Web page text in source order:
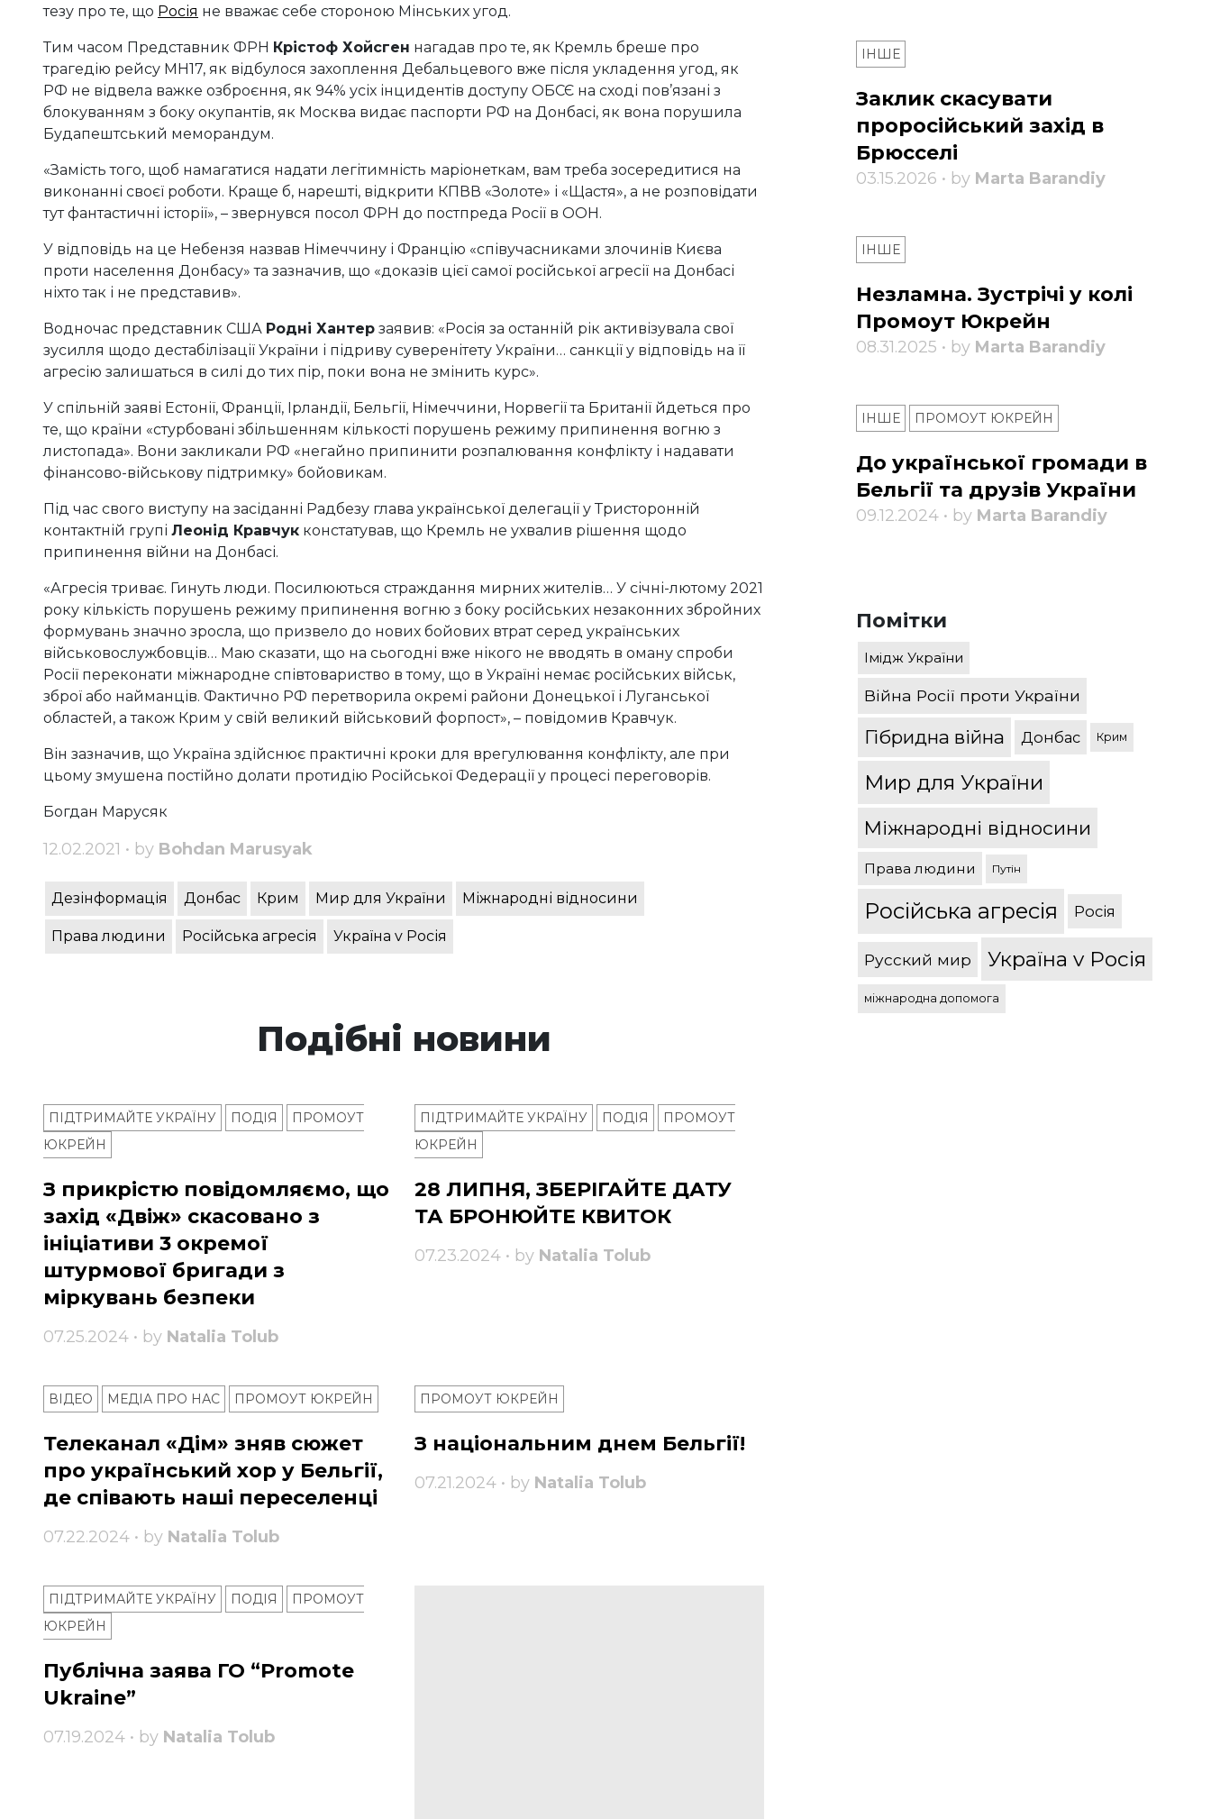
тезу про те, що Росія не вважає себе стороною Мінських угод.
Тим часом Представник ФРН Крістоф Хойсген нагадав про те, як Кремль бреше про
трагедію рейсу МН17, як відбулося захоплення Дебальцевого вже після укладення угод, як
РФ не відвела важке озброєння, як 94% усіх інцидентів доступу ОБСЄ на сході пов’язані з
блокуванням з боку окупантів, як Москва видає паспорти РФ на Донбасі, як вона порушила
Будапештський меморандум.
«Замість того, щоб намагатися надати легітимність маріонеткам, вам треба зосередитися на
виконанні своєї роботи. Краще б, нарешті, відкрити КПВВ «Золоте» і «Щастя», а не розповідати
тут фантастичні історії», – звернувся посол ФРН до постпреда Росії в ООН.
У відповідь на це Небензя назвав Німеччину і Францію «співучасниками злочинів Києва
проти населення Донбасу» та зазначив, що «доказів цієї самої російської агресії на Донбасі
ніхто так і не представив».
Водночас представник США Родні Хантер заявив: «Росія за останній рік активізувала свої
зусилля щодо дестабілізації України і підриву суверенітету України… санкції у відповідь на її
агресію залишаться в силі до тих пір, поки вона не змінить курс».
У спільній заяві Естонії, Франції, Ірландії, Бельгії, Німеччини, Норвегії та Британії йдеться про
те, що країни «стурбовані збільшенням кількості порушень режиму припинення вогню з
листопада». Вони закликали РФ «негайно припинити розпалювання конфлікту і надавати
фінансово-військову підтримку» бойовикам.
Під час свого виступу на засіданні Радбезу глава української делегації у Тристоронній
контактній групі Леонід Кравчук констатував, що Кремль не ухвалив рішення щодо
припинення війни на Донбасі.
«Агресія триває. Гинуть люди. Посилюються страждання мирних жителів… У січні-лютому 2021
року кількість порушень режиму припинення вогню з боку російських незаконних збройних
формувань значно зросла, що призвело до нових бойових втрат серед українських
військовослужбовців… Маю сказати, що на сьогодні вже нікого не вводять в оману спроби
Росії переконати міжнародне співтовариство в тому, що в Україні немає російських військ,
зброї або найманців. Фактично РФ перетворила окремі райони Донецької і Луганської
областей, а також Крим у свій великий військовий форпост», – повідомив Кравчук.
Він зазначив, що Україна здійснює практичні кроки для врегулювання конфлікту, але при
цьому змушена постійно долати протидію Російської Федерації у процесі переговорів.
Богдан Марусяк
12.02.2021 • by Bohdan Marusyak
Дезінформація Донбас Крим Мир для України Міжнародні відносини
Права людини Російська агресія Україна v Росія
Подібні новини
ПІДТРИМАЙТЕ УКРАЇНУ ПОДІЯ
ПРОМОУТ
ЮКРЕЙН
З прикрістю повідомляємо, що
захід «Двіж» скасовано з
ініціативи 3 окремої
штурмової бригади з
міркувань безпеки
07.25.2024 • by Natalia Tolub
ПІДТРИМАЙТЕ УКРАЇНУ ПОДІЯ
ПРОМОУТ
ЮКРЕЙН
28 ЛИПНЯ, ЗБЕРІГАЙТЕ ДАТУ
ТА БРОНЮЙТЕ КВИТОК
07.23.2024 • by Natalia Tolub
ВІДЕО МЕДІА ПРО НАС ПРОМОУТ ЮКРЕЙН
Телеканал «Дім» зняв сюжет
про український хор у Бельгії,
де співають наші переселенці
07.22.2024 • by Natalia Tolub
ПРОМОУТ ЮКРЕЙН
З національним днем ​​Бельгії!
07.21.2024 • by Natalia Tolub
ПІДТРИМАЙТЕ УКРАЇНУ ПОДІЯ
ПРОМОУТ
ЮКРЕЙН
Публічна заява ГО “Promote
Ukraine”
07.19.2024 • by Natalia Tolub
ІНШЕ
Заклик скасувати
проросійський захід в
Брюсселі
03.15.2026 • by Marta Barandiy
ІНШЕ
Незламна. Зустрічі у колі
Промоут Юкрейн
08.31.2025 • by Marta Barandiy
ІНШЕ ПРОМОУТ ЮКРЕЙН
До української громади в
Бельгії та друзів України
09.12.2024 • by Marta Barandiy
Помітки
Імідж України
Війна Росії проти України
Гібридна війна Донбас Крим
Мир для України
Міжнародні відносини
Права людини Путін
Російська агресія Росія
Русский мир Україна v Росія
міжнародна допомога